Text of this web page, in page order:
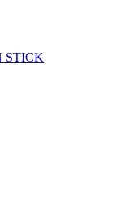
STICK